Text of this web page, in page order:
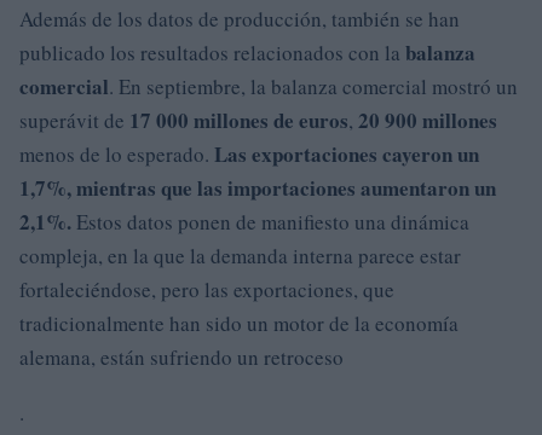
Además de los datos de producción, también se han
publicado los resultados relacionados con la balanza
comercial. En septiembre, la balanza comercial mostró un
superávit de 17 000 millones de euros, 20 900 millones
menos de lo esperado. Las exportaciones cayeronun
1,7%, mientras que las importaciones aumentaron un
2,1%. Estos datos ponen de manifiesto una dinámica
compleja, en la que la demanda interna parece estar
fortaleciéndose, pero las exportaciones, que
tradicionalmente han sido un motor de la economía
alemana, están sufriendo un retroceso
.